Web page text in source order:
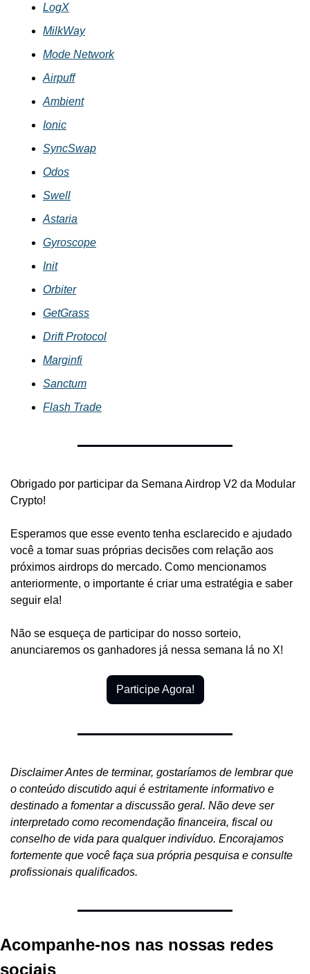
LogX
MilkWay
Mode Network
Airpuff
Ambient
Ionic
SyncSwap
Odos
Swell
Astaria
Gyroscope
Init
Orbiter
GetGrass
Drift Protocol
Marginfi
Sanctum
Flash Trade
Obrigado por participar da Semana Airdrop V2 da Modular
Crypto!
Esperamos que esse evento tenha esclarecido e ajudado
você a tomar suas próprias decisões com relação aos
próximos airdrops do mercado. Como mencionamos
anteriormente, o importante é criar uma estratégia e saber
seguir ela!
Não se esqueça de participar do nosso sorteio,
anunciaremos os ganhadores já nessa semana lá no X!
Participe Agora!
Disclaimer Antes de terminar, gostaríamos de lembrar que
o conteúdo discutido aqui é estritamente informativo e
destinado a fomentar a discussão geral. Não deve ser
interpretado como recomendação financeira, fiscal ou
conselho de vida para qualquer indivíduo. Encorajamos
fortemente que você faça sua própria pesquisa e consulte
profissionais qualificados.
Acompanhe-nos nas nossas redes
sociais